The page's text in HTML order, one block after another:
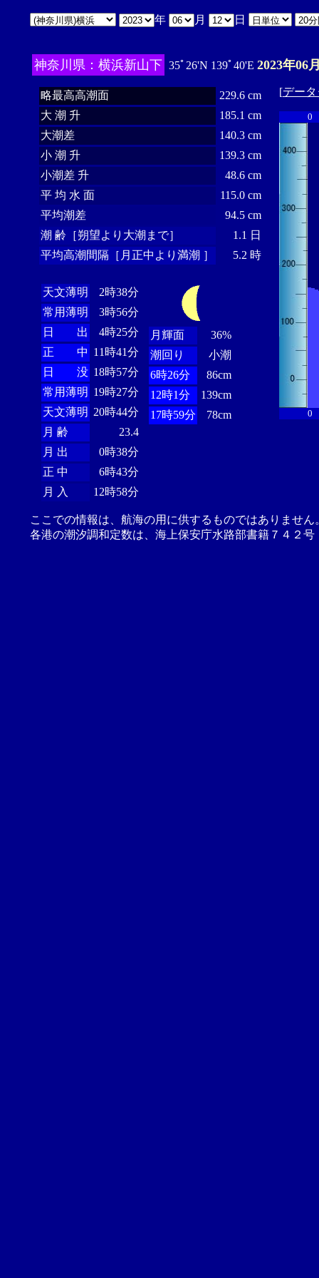
年 月 日
神奈川県：横浜新山下 35ﾟ26'N 139ﾟ40'E 2023年06
略最高高潮面
229.6 cm
大 潮 升
185.1 cm
大潮差
140.3 cm
小 潮 升
139.3 cm
小潮差 升
48.6 cm
平 均 水 面
115.0 cm
平均潮差
94.5 cm
潮 齢［朔望より大潮まで］
1.1 日
平均高潮間隔［月正中より満潮 ］
5.2 時
天文薄明
2時38分
常用薄明
3時56分
日 出
4時25分
正 中 11時41分
日 没 18時57分
常用薄明 19時27分
天文薄明 20時44分
月 齢
23.4
月 出
0時38分
正 中
6時43分
月 入
12時58分
月輝面
36%
潮回り
小潮
6時26分
86cm
12時1分
139cm
17時59分
78cm
[デー
0
0
ここでの情報は、航海の用に供するものではありませ
各港の潮汐調和定数は、海上保安庁水路部書籍７４２